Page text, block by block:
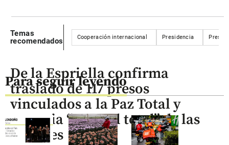
Temas
recomendados
Cooperación internacional Presidencia
Para seguir leyendo
De la Espriella confirma
traslado de 117 presos
vinculados a la Paz Total y
anuncia “control total” de las
cárceles